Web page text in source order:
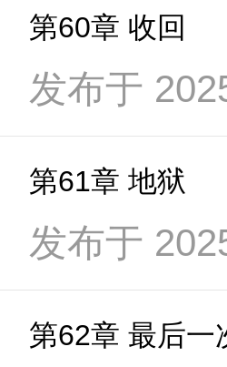
第60章 收回
发布于
第61章 地狱
发布于
第62章 最后一